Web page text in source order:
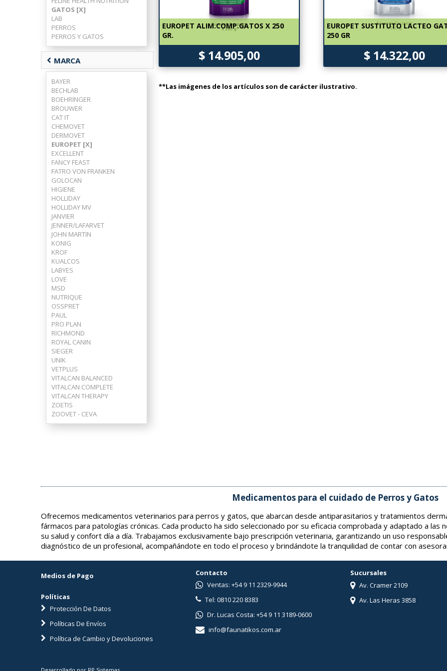
GATOS [X]
LAB
PERROS
PERROS Y GATOS
chevron_left MARCA
BAYER
BECHLAB
BOEHRINGER
BROUWER
CAT IT
CHEMOVET
DERMOVET
EUROPET [X]
EXCELLENT
FANCY FEAST
FATRO VON FRANKEN
GOLOCAN
HIGIENE
HOLLIDAY
HOLLIDAY MV
JANVIER
JENNER/LAFARVET
JOHN MARTIN
KONIG
KROF
KUALCOS
LABYES
LOVE
MSD
NUTRIQUE
OSSPRET
PAUL
PRO PLAN
RICHMOND
ROYAL CANIN
SIEGER
UNIK
VETPLUS
VITALCAN BALANCED
VITALCAN COMPLETE
VITALCAN THERAPY
ZOETIS
ZOOVET - CEVA
EUROPET ALIM.COMP.GATOS X 250
GR.
$ 14.905,00
EUROPET SUSTITUTO LACTEO
250 GR
$ 14.322,00
**Las imágenes de los artículos son de carácter ilustrativo.
Medicamentos para el cuidado de Perros y Gatos
Ofrecemos medicamentos veterinarios para perros y gatos, que abarcan desde antiparasitarios y tratamientos
fármacos para patologías crónicas. Cada producto ha sido seleccionado por su eficacia comprobada y adaptado a
su salud y confort día a día. Trabajamos exclusivamente bajo prescripción veterinaria, garantizando un uso
diagnóstico de un profesional, acompañándote en todo el proceso y brindándote la tranquilidad de contar con
Medios de Pago
Políticas
Protección De Datos
Políticas De Envíos
Política de Cambio y Devoluciones
Contacto
Ventas: +54 9 11 2329-9944
Tel: 0810 220 8383
Dr. Lucas Costa: +54 9 11 3189-0600
info@faunatikos.com.ar
Sucursales
Av. Cramer 2109
Av. Las Heras 3858